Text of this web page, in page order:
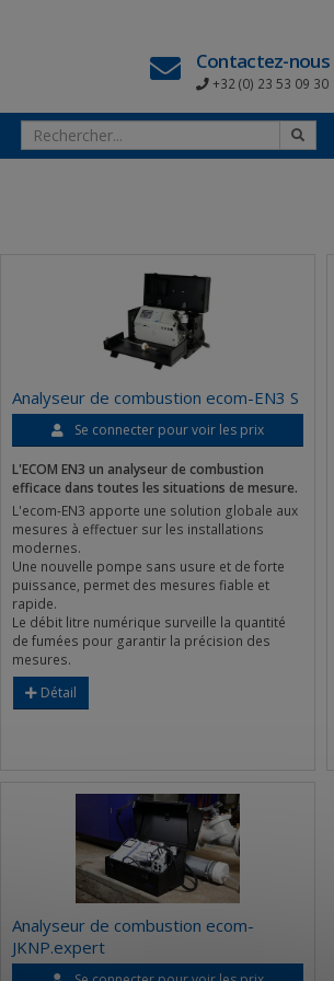
Contactez-nous
+32 (0) 23 53 09 30
Analyseur de combustion ecom-EN3 S
Se connecter pour voir les prix
L'ECOM EN3 un analyseur de combustion
efficace dans toutes les situations de mesure.
L'ecom-EN3 apporte une solution globale aux
mesures à effectuer sur les installations
modernes.
Une nouvelle pompe sans usure et de forte
puissance, permet des mesures fiable et
rapide.
Le débit litre numérique surveille la quantité
de fumées pour garantir la précision des
mesures.
Détail
Analyseur de combustion ecom-
JKNP.expert